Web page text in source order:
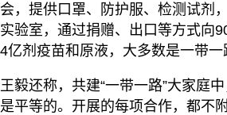
会，提供口罩、防护服、检测试剂
实验室，通过捐赠、出口等方式向
4亿剂疫苗和原液，大多数是一带一
王毅还称，共建“一带一路”大家庭
是平等的。开展的每项合作，都不